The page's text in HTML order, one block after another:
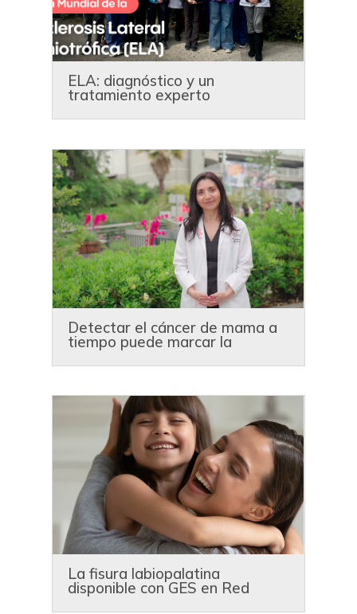
ELA: diagnóstico y un
tratamiento experto
Detectar el cáncer de mama a
tiempo puede marcar la
diferencia
La fisura labiopalatina
disponible con GES en Red
Dávila